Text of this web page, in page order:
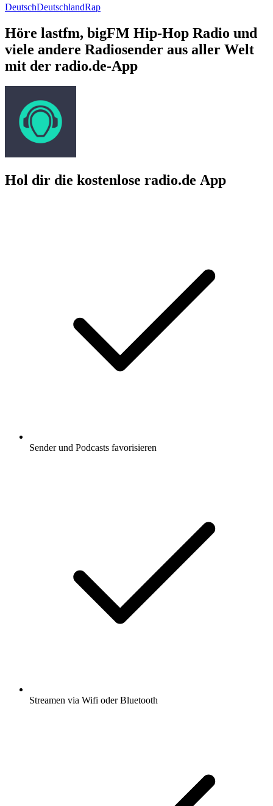
DeutschDeutschlandRap
Höre lastfm, bigFM Hip-Hop Radio und
viele andere Radiosender aus aller Welt
mit der radio.de-App
Hol dir die kostenlose radio.de App
Sender und Podcasts favorisieren
Streamen via Wifi oder Bluetooth